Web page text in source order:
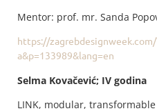
Mentor: prof. mr. Sanda
https://
a&p=133989&lang=en
Selma Kovačević; IV godina
LINK, modular,